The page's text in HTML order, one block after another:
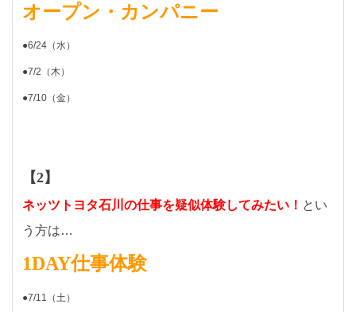
オープン・カンパニー
●6/24（水）
●7/2（木）
●7/10（金）
【2】
ネッツトヨタ石川の仕事を疑似体験してみたい！ とい
う方は…
1DAY仕事体験
●7/11（土）